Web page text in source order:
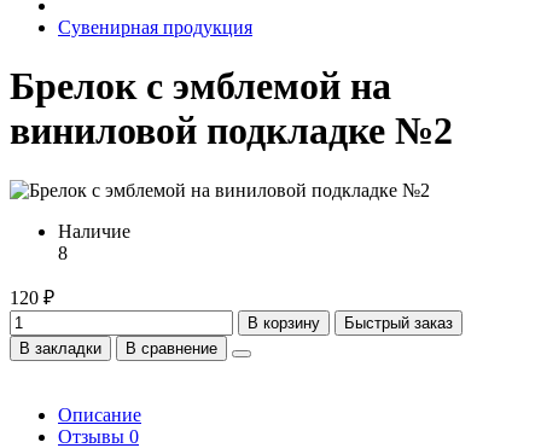
Сувенирная продукция
Брелок с эмблемой на
виниловой подкладке №2
Наличие
8
120 ₽
В корзину
Быстрый заказ
В закладки
В сравнение
Описание
Отзывы 0